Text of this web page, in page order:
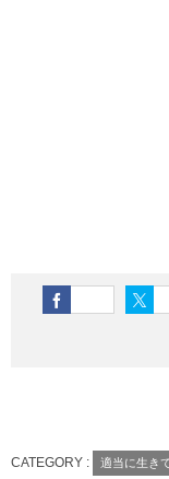
CATEGORY : 適当に生き